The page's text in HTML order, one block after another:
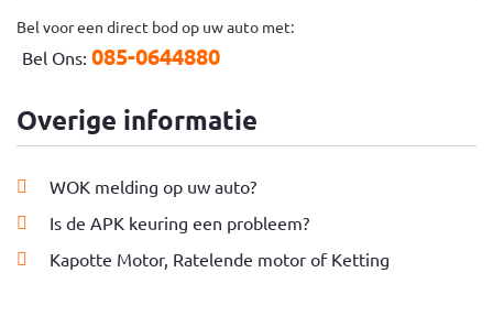
Bel voor een direct bod op uw auto met:
Bel Ons: 085-0644880
Overige informatie
WOK melding op uw auto?
Is de APK keuring een probleem?
Kapotte Motor, Ratelende motor of Ketting